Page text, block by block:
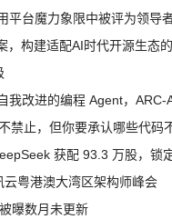
平台魔力象限中被评为领导
，构建适配AI时代开源生态
我改进的编程 Agent，
禁止，但你要承认哪些代码
获配 93.3 万股，锁
粤港澳大湾区架构师峰会
曝数月未更新